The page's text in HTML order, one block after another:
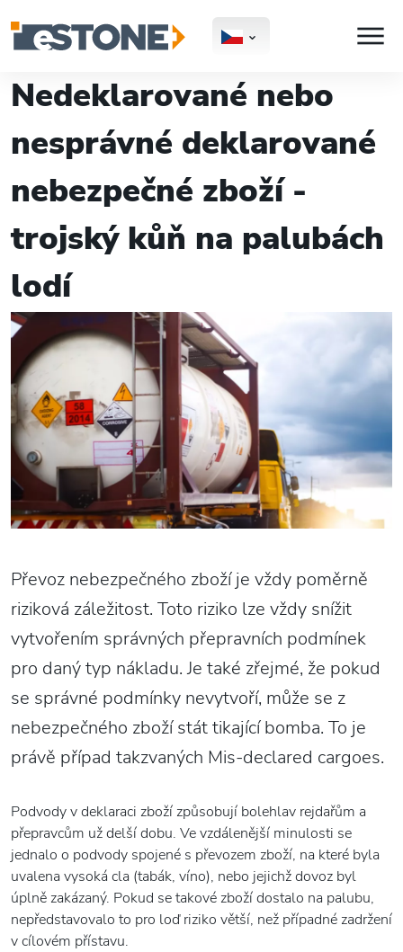
Nedeklarované nebo
nesprávné deklarované
nebezpečné zboží -
trojský kůň na palubách
lodí
Převoz nebezpečného zboží je vždy poměrně
riziková záležitost. Toto riziko lze vždy snížit
vytvořením správných přepravních podmínek
pro daný typ nákladu. Je také zřejmé, že pokud
se správné podmínky nevytvoří, může se z
nebezpečného zboží stát tikající bomba. To je
právě případ takzvaných Mis-declared cargoes.
Podvody v deklaraci zboží způsobují bolehlav rejdařům a
přepravcům už delší dobu. Ve vzdálenější minulosti se
jednalo o podvody spojené s převozem zboží, na které byla
uvalena vysoká cla (tabák, víno), nebo jejichž dovoz byl
úplně zakázaný. Pokud se takové zboží dostalo na palubu,
nepředstavovalo to pro loď riziko větší, než případné zadržení
v cílovém přístavu.